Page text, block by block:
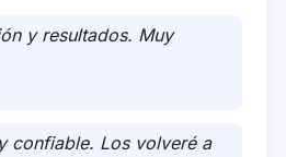
y resultados. Muy
confiable. Los volveré a